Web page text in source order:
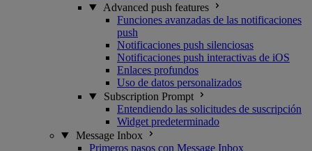
Advanced push features
Funciones avanzadas de las notificaciones
push
Notificaciones push silenciosas
Notificaciones push interactivas de iOS
Enlaces profundos
Uso de datos personalizados
Subscription Prompt
Entendiendo las solicitudes de suscripción
Widget predeterminado
Message Inbox
Primeros pasos con Message Inbox